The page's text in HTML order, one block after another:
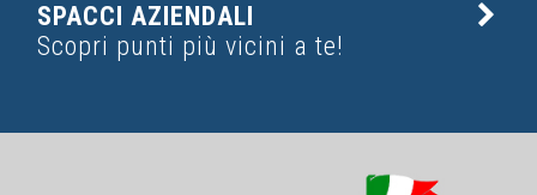
SPACCI AZIENDALI
Scopri punti più vicini a te!